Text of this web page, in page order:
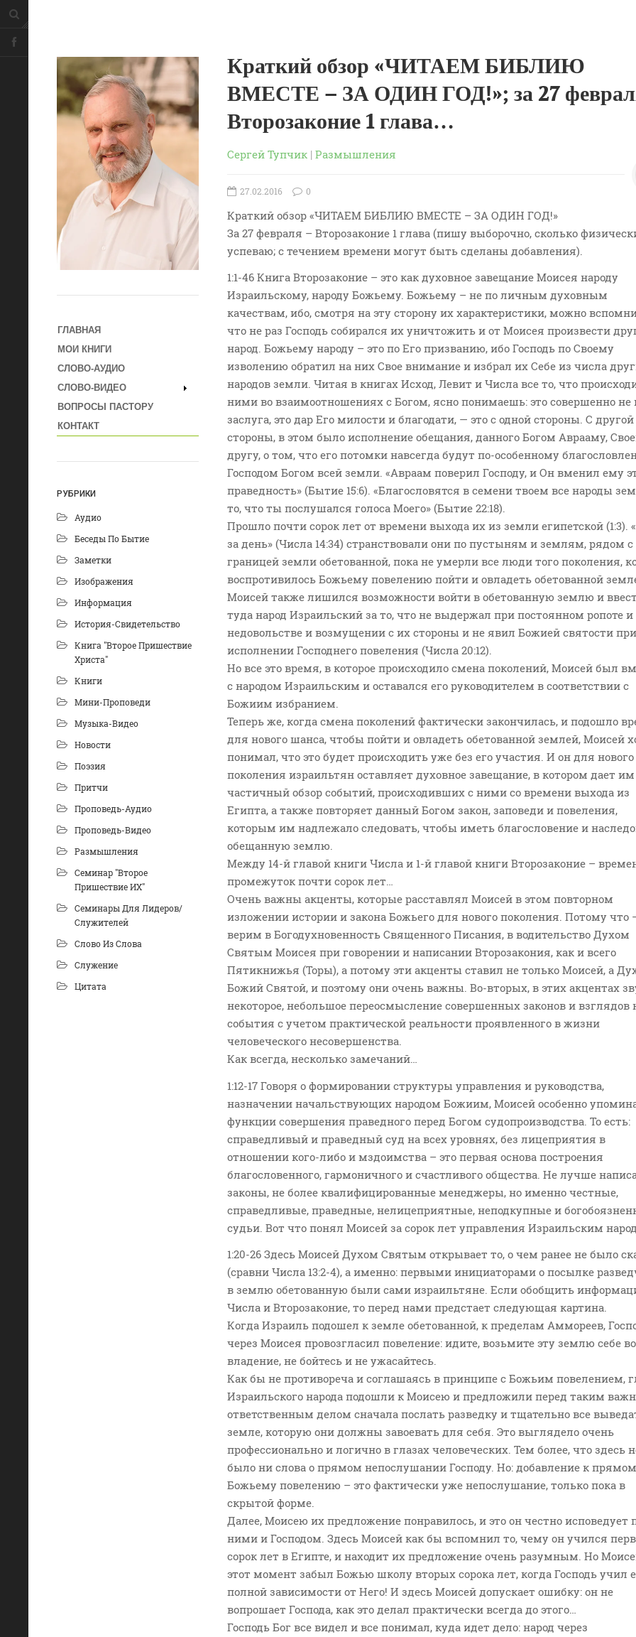
ГЛАВНАЯ
МОИ КНИГИ
СЛОВО-АУДИО
СЛОВО-ВИДЕО
ВОПРОСЫ ПАСТОРУ
КОНТАКТ
РУБРИКИ
Аудио
Беседы По Бытие
Заметки
Изображения
Информация
История-Свидетельство
Книга "Второе Пришествие
Христа"
Книги
Мини-Проповеди
Музыка-Видео
Новости
Поэзия
Притчи
Проповедь-Аудио
Проповедь-Видео
Размышления
Семинар "Второе
Пришествие ИХ"
Семинары Для Лидеров/
Служителей
Слово Из Слова
Служение
Цитата
Краткий обзор «ЧИТАЕМ БИБЛИЮ
ВМЕСТЕ – ЗА ОДИН ГОД!»; за 27
Второзаконие 1 глава…
Сергей Тупчик | Размышления
27.02.2016 0
Краткий обзор «ЧИТАЕМ БИБЛИЮ ВМЕСТЕ – ЗА ОДИН ГОД!»
За 27 февраля – Второзаконие 1 глава (пишу выборочно, сколько
успеваю; с течением времени могут быть сделаны добавления).
1:1-46 Книга Второзаконие – это как духовное завещание Моисея народу
Израильскому, народу Божьему. Божьему – не по личным духовным
качествам, ибо, смотря на эту сторону их характеристики, можно
что не раз Господь собирался их уничтожить и от Моисея произвести
народ. Божьему народу – это по Его призванию, ибо Господь по Своему
изволению обратил на них Свое внимание и избрал их Себе из числа
народов земли. Читая в книгах Исход, Левит и Числа все то, что
ними во взаимоотношениях с Богом, ясно понимаешь: это совершенно не
заслуга, это дар Его милости и благодати, — это с одной стороны. С другой
стороны, в этом было исполнение обещания, данного Богом Аврааму,
другу, о том, что его потомки навсегда будут по-особенному
Господом Богом всей земли. «Авраам поверил Господу, и Он вменил ему
праведность» (Бытие 15:6). «Благословятся в семени твоем все народы
то, что ты послушался голоса Моего» (Бытие 22:18).
Прошло почти сорок лет от времени выхода их из земли египетской (1:3).
за день» (Числа 14:34) странствовали они по пустыням и землям, рядом с
границей земли обетованной, пока не умерли все люди того поколения,
воспротивилось Божьему повелению пойти и овладеть обетованной
Моисей также лишился возможности войти в обетованную землю и
туда народ Израильский за то, что не выдержал при постоянном ропоте и
недовольстве и возмущении с их стороны и не явил Божией святости при
исполнении Господнего повеления (Числа 20:12).
Но все это время, в которое происходило смена поколений, Моисей был
с народом Израильским и оставался его руководителем в соответствии с
Божиим избранием.
Теперь же, когда смена поколений фактически закончилась, и подошло
для нового шанса, чтобы пойти и овладеть обетованной землей, Моисей
понимал, что это будет происходить уже без его участия. И он для нового
поколения израильтян оставляет духовное завещание, в котором дает им
частичный обзор событий, происходивших с ними со времени выхода из
Египта, а также повторяет данный Богом закон, заповеди и повеления,
которым им надлежало следовать, чтобы иметь благословение и
обещанную землю.
Между 14-й главой книги Числа и 1-й главой книги Второзаконие –
промежуток почти сорок лет…
Очень важны акценты, которые расставлял Моисей в этом повторном
изложении истории и закона Божьего для нового поколения. Потому
верим в Богодухновенность Священного Писания, в водительство Духом
Святым Моисея при говорении и написании Второзакония, как и всего
Пятикнижья (Торы), а потому эти акценты ставил не только Моисей, а
Божий Святой, и поэтому они очень важны. Во-вторых, в этих акцентах
некоторое, небольшое переосмысление совершенных законов и взглядов
события с учетом практической реальности проявленного в жизни
человеческого несовершенства.
Как всегда, несколько замечаний…
1:12-17 Говоря о формировании структуры управления и руководства,
назначении начальствующих народом Божиим, Моисей особенно
функции совершения праведного перед Богом судопроизводства. То есть:
справедливый и праведный суд на всех уровнях, без лицеприятия в
отношении кого-либо и мздоимства – это первая основа построения
благословенного, гармоничного и счастливого общества. Не лучше
законы, не более квалифицированные менеджеры, но именно честные,
справедливые, праведные, нелицеприятные, неподкупные и
судьи. Вот что понял Моисей за сорок лет управления Израильским
1:20-26 Здесь Моисей Духом Святым открывает то, о чем ранее не было
(сравни Числа 13:2-4), а именно: первыми инициаторами о посылке
в землю обетованную были сами израильтяне. Если обобщить
Числа и Второзаконие, то перед нами предстает следующая картина.
Когда Израиль подошел к земле обетованной, к пределам Аммореев,
через Моисея провозгласил повеление: идите, возьмите эту землю себе во
владение, не бойтесь и не ужасайтесь.
Как бы не противореча и соглашаясь в принципе с Божьим повелением,
Израильского народа подошли к Моисею и предложили перед таким
ответственным делом сначала послать разведку и тщательно все
земле, которую они должны завоевать для себя. Это выглядело очень
профессионально и логично в глазах человеческих. Тем более, что здесь
было ни слова о прямом непослушании Господу. Но: добавление к
Божьему повелению – это фактически уже непослушание, только пока в
скрытой форме.
Далее, Моисею их предложение понравилось, и это он честно исповедует
ними и Господом. Здесь Моисей как бы вспомнил то, чему он учился
сорок лет в Египте, и находит их предложение очень разумным. Но
этот момент забыл Божью школу вторых сорока лет, когда Господь учил
полной зависимости от Него! И здесь Моисей допускает ошибку: он не
вопрошает Господа, как это делал практически всегда до этого…
Господь Бог все видел и все понимал, куда идет дело: народ через